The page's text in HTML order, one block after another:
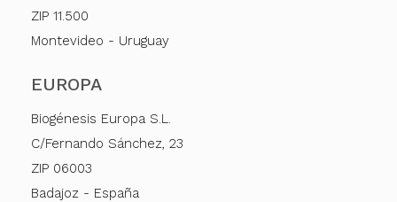
ZIP 11.500
Montevideo - Uruguay
EUROPA
Biogénesis Europa S.L.
C/Fernando Sánchez, 23
ZIP 06003
Badajoz - España